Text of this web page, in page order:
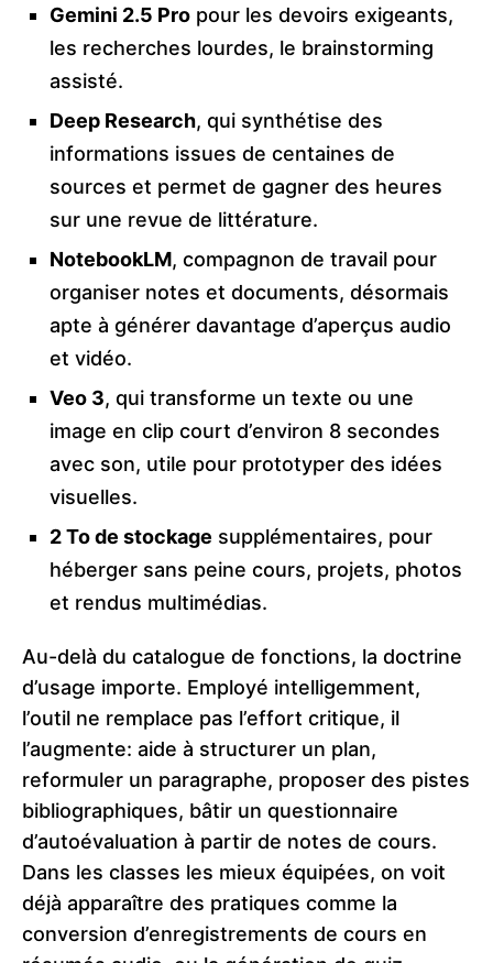
Gemini 2.5 Pro pour les devoirs exigeants,
les recherches lourdes, le brainstorming
assisté.
Deep Research, qui synthétise des
informations issues de centaines de
sources et permet de gagner des heures
sur une revue de littérature.
NotebookLM, compagnon de travail pour
organiser notes et documents, désormais
apte à générer davantage d’aperçus audio
et vidéo.
Veo 3, qui transforme un texte ou une
image en clip court d’environ 8 secondes
avec son, utile pour prototyper des idées
visuelles.
2 To de stockage supplémentaires, pour
héberger sans peine cours, projets, photos
et rendus multimédias.
Au-delà du catalogue de fonctions, la doctrine
d’usage importe. Employé intelligemment,
l’outil ne remplace pas l’effort critique, il
l’augmente: aide à structurer un plan,
reformuler un paragraphe, proposer des pistes
bibliographiques, bâtir un questionnaire
d’autoévaluation à partir de notes de cours.
Dans les classes les mieux équipées, on voit
déjà apparaître des pratiques comme la
conversion d’enregistrements de cours en